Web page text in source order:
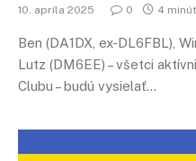
10. apríla 2025 0 4
Ben (DA1DX, ex-DL6FBL),
Lutz (DM6EE) – všetci
Clubu – budú vysielať…